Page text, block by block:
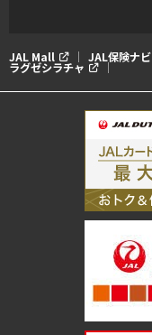
JAL Mall JAL保険ナビ
ラグゼシラチャ